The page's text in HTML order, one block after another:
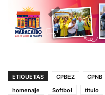
ETIQUETAS CPBEZ CPNB
homenaje
Softbol título